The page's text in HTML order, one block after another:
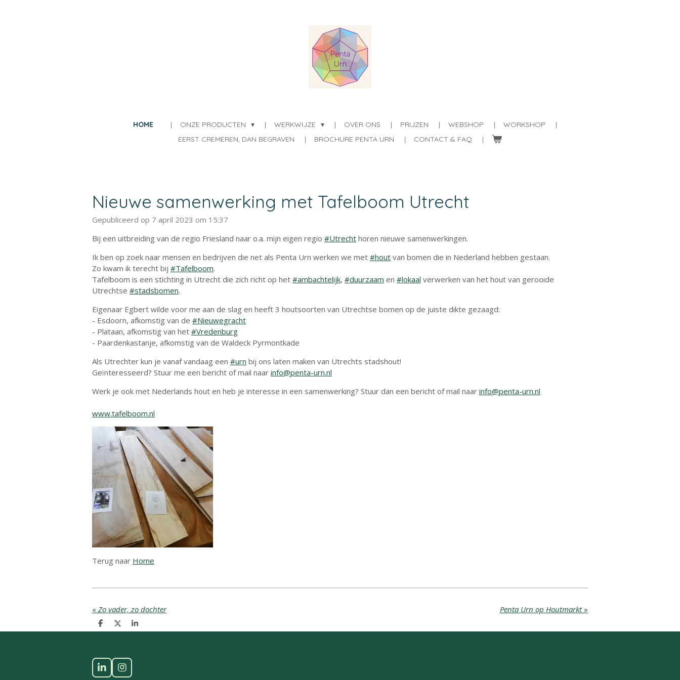
HOME ONZE PRODUCTEN WERKWIJZE OVER ONS PRIJZEN WEBSHOP
WORKSHOP
EERST CREMEREN, DAN BEGRAVEN
BROCHURE PENTA URN CONTACT & FAQ
Nieuwe samenwerking met Tafelboom Utrecht
Gepubliceerd op 7 april 2023 om 15:37
Bij een uitbreiding van de regio Friesland naar o.a. mijn eigen regio #Utrecht horen nieuwe samenwerkingen.
Ik ben op zoek naar mensen en bedrijven die net als Penta Urn werken we met #hout van bomen die in Nederland hebben gestaan.
Zo kwam ik terecht bij #Tafelboom.
Tafelboom is een stichting in Utrecht die zich richt op het #ambachtelijk, #duurzaam en #lokaal verwerken van het hout van gerooide
Utrechtse #stadsbomen.
Eigenaar Egbert wilde voor me aan de slag en heeft 3 houtsoorten van Utrechtse bomen op de juiste dikte gezaagd:
- Esdoorn, afkomstig van de #Nieuwegracht
- Plataan, afkomstig van het #Vredenburg
- Paardenkastanje, afkomstig van de Waldeck Pyrmontkade
Als Utrechter kun je vanaf vandaag een #urn bij ons laten maken van Utrechts stadshout!
Geïnteresseerd? Stuur me een bericht of mail naar info@penta-urn.nl
Werk je ook met Nederlands hout en heb je interesse in een samenwerking? Stuur dan een bericht of mail naar info@penta-urn.nl
www.tafelboom.nl
Terug naar Home
« Zo vader, zo dochter Penta Urn op Houtmarkt »
D
e
n
D
e
S
h
L
I